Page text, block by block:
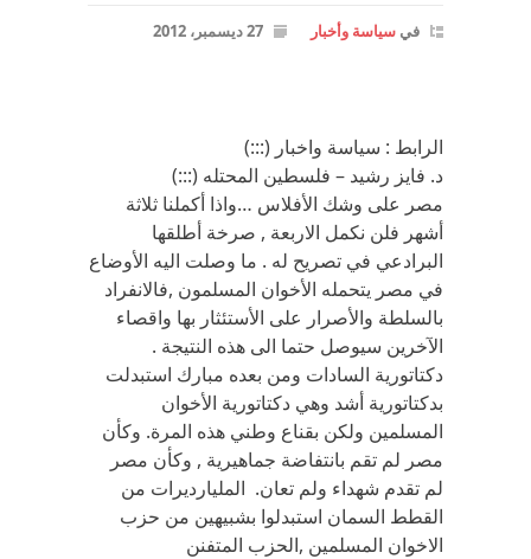
في سياسة وأخبار 27 ديسمبر، 2012
الرابط : سياسة واخبار (:::)
د. فايز رشيد – فلسطين المحتله (:::)
مصر على وشك الأفلاس …واذا أكملنا ثلاثة
أشهر فلن نكمل الاربعة , صرخة أطلقها
البرادعي في تصريح له . ما وصلت اليه الأوضاع
في مصر يتحمله الأخوان المسلمون ,فالانفراد
بالسلطة والأصرار على الأستئثار بها واقصاء
الآخرين سيوصل حتما الى هذه النتيجة .
دكتاتورية السادات ومن بعده مبارك استبدلت
بدكتاتورية أشد وهي دكتاتورية الأخوان
المسلمين ولكن بقناع وطني هذه المرة. وكأن
مصر لم تقم بانتفاضة جماهيرية , وكأن مصر
لم تقدم شهداء ولم تعان. المليارديرات من
القطط السمان استبدلوا بشبيهين من حزب
الاخوان المسلمين ,الحزب المتفنن